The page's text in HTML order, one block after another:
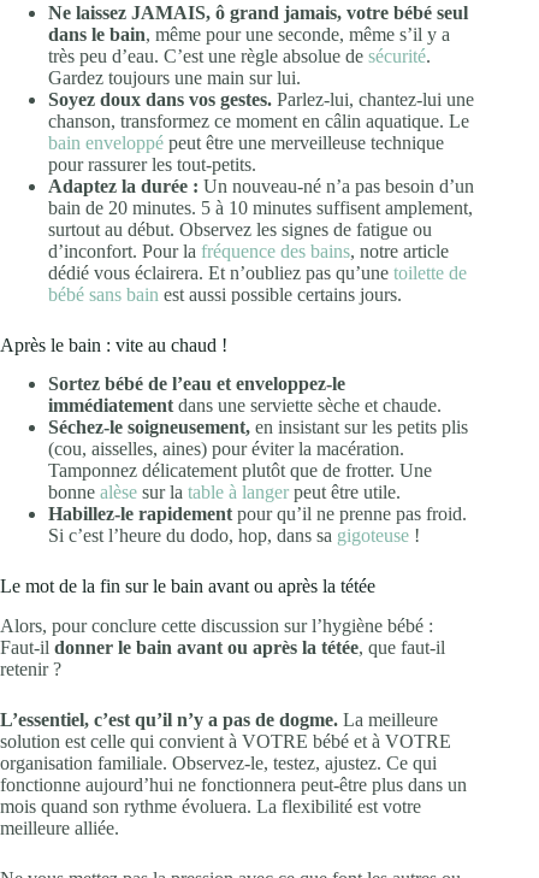
Ne laissez JAMAIS, ô grand jamais, votre bébé seul
dans le bain, même pour une seconde, même s’il y a
très peu d’eau. C’est une règle absolue de sécurité.
Gardez toujours une main sur lui.
Soyez doux dans vos gestes. Parlez-lui, chantez-lui une
chanson, transformez ce moment en câlin aquatique. Le
bain enveloppé peut être une merveilleuse technique
pour rassurer les tout-petits.
Adaptez la durée : Un nouveau-né n’a pas besoin d’un
bain de 20 minutes. 5 à 10 minutes suffisent amplement,
surtout au début. Observez les signes de fatigue ou
d’inconfort. Pour la fréquence des bains, notre article
dédié vous éclairera. Et n’oubliez pas qu’une toilette de
bébé sans bain est aussi possible certains jours.
Après le bain : vite au chaud !
Sortez bébé de l’eau et enveloppez-le
immédiatement dans une serviette sèche et chaude.
Séchez-le soigneusement, en insistant sur les petits plis
(cou, aisselles, aines) pour éviter la macération.
Tamponnez délicatement plutôt que de frotter. Une
bonne alèse sur la table à langer peut être utile.
Habillez-le rapidement pour qu’il ne prenne pas froid.
Si c’est l’heure du dodo, hop, dans sa gigoteuse !
Le mot de la fin sur le bain avant ou après la tétée
Alors, pour conclure cette discussion sur l’hygiène bébé :
Faut-il donner le bain avant ou après la tétée, que faut-il
retenir ?
L’essentiel, c’est qu’il n’y a pas de dogme. La meilleure
solution est celle qui convient à VOTRE bébé et à VOTRE
organisation familiale. Observez-le, testez, ajustez. Ce qui
fonctionne aujourd’hui ne fonctionnera peut-être plus dans un
mois quand son rythme évoluera. La flexibilité est votre
meilleure alliée.